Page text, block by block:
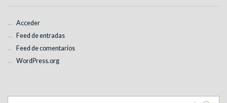
Acceder
Feed de entradas
Feed de comentarios
WordPress.org